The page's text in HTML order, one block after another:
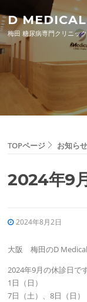
Skip to content
D
梅田 糖尿病専門クリニック
TOPページ お知らせ
2024年9
2024年8月2日
大阪 梅田のD Medical
2024年9月の休診日です
1日（日）
7日（土）、8日（日）